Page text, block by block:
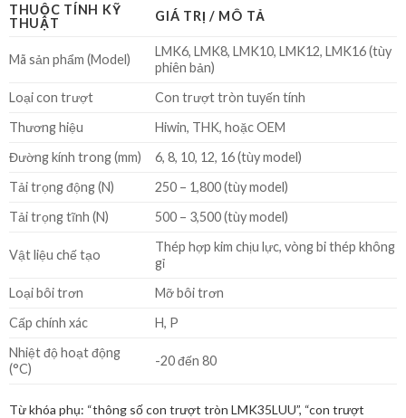
THUỘC TÍNH KỸ
THUẬT
GIÁ TRỊ / MÔ TẢ
Mã sản phẩm (Model)
LMK6, LMK8, LMK10, LMK12, LMK16 (tùy
phiên bản)
Loại con trượt
Con trượt tròn tuyến tính
Thương hiệu
Hiwin, THK, hoặc OEM
Đường kính trong (mm)
6, 8, 10, 12, 16 (tùy model)
Tải trọng động (N)
250 – 1,800 (tùy model)
Tải trọng tĩnh (N)
500 – 3,500 (tùy model)
Vật liệu chế tạo
Thép hợp kim chịu lực, vòng bi thép không
gỉ
Loại bôi trơn
Mỡ bôi trơn
Cấp chính xác
H, P
Nhiệt độ hoạt động
(°C)
-20 đến 80
Từ khóa phụ: “thông số con trượt tròn LMK35LUU”, “con trượt